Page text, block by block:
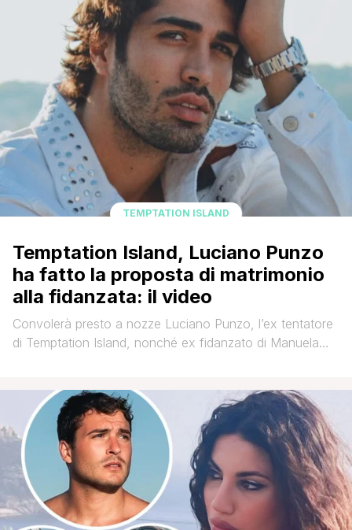
TEMPTATION ISLAND
Temptation Island, Luciano Punzo
ha fatto la proposta di matrimonio
alla fidanzata: il video
Convolerà presto a nozze Luciano Punzo, l’ex tentatore
di Temptation Island, nonché ex fidanzato di Manuela
alla sua fidanzata Sharon Sarnelli, la donna che è al suo
fianco da un paio di anni circa. La risposta della
fidanzata? [']